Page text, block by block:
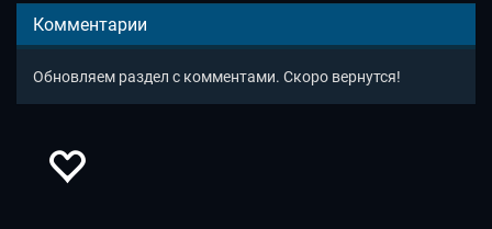
Комментарии
Обновляем раздел с комментами. Скоро вернутся!